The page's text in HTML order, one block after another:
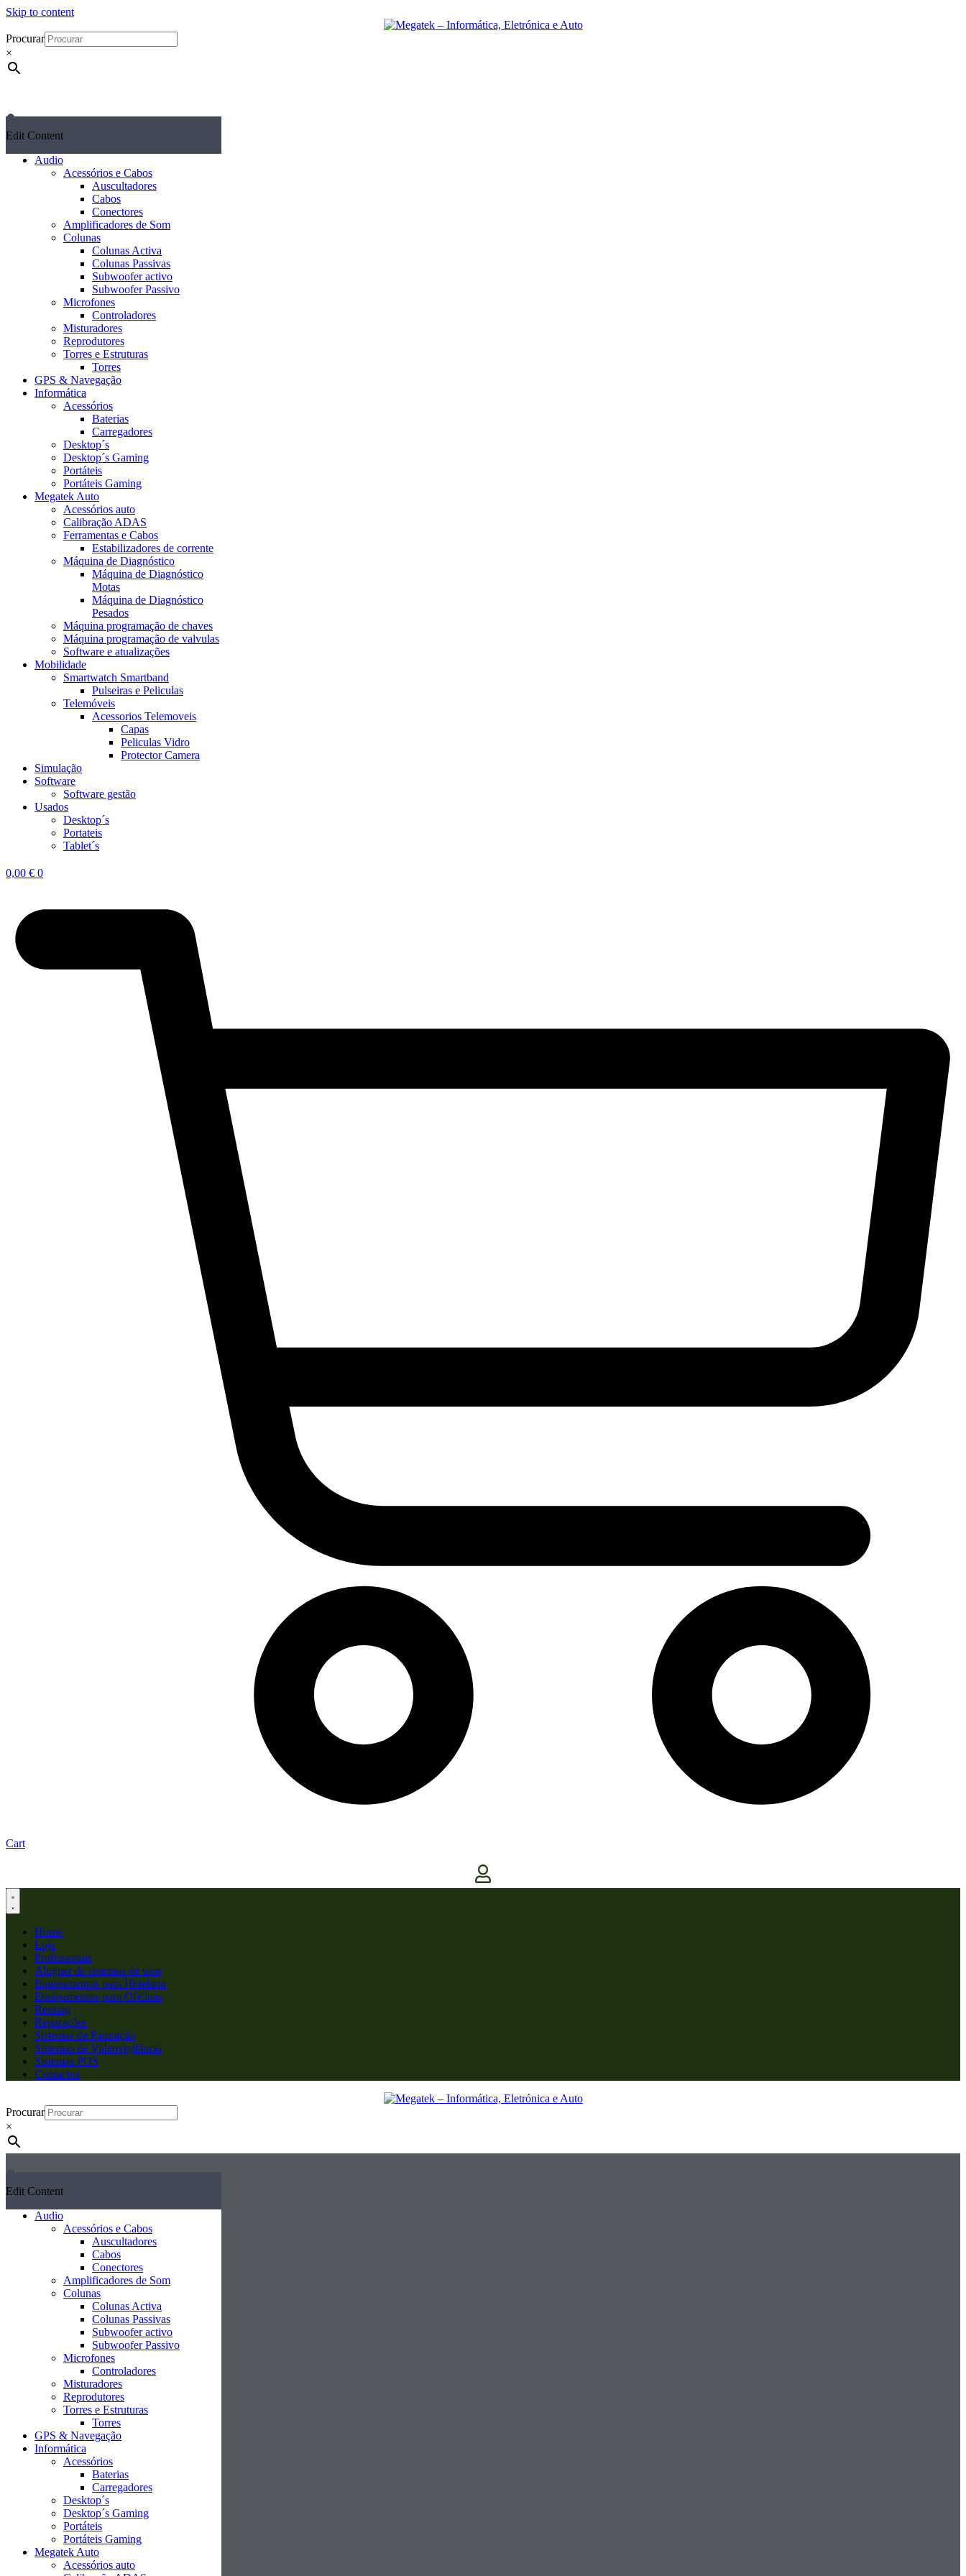
Skip to content
Procurar
×
Edit Content
Audio
Acessórios e Cabos
Auscultadores
Cabos
Conectores
Amplificadores de Som
Colunas
Colunas Activa
Colunas Passivas
Subwoofer activo
Subwoofer Passivo
Microfones
Controladores
Misturadores
Reprodutores
Torres e Estruturas
Torres
GPS & Navegação
Informática
Acessórios
Baterias
Carregadores
Desktop´s
Desktop´s Gaming
Portáteis
Portáteis Gaming
Megatek Auto
Acessórios auto
Calibração ADAS
Ferramentas e Cabos
Estabilizadores de corrente
Máquina de Diagnóstico
Máquina de Diagnóstico
Motas
Máquina de Diagnóstico
Pesados
Máquina programação de chaves
Máquina programação de valvulas
Software e atualizações
Mobilidade
Smartwatch Smartband
Pulseiras e Peliculas
Telemóveis
Acessorios Telemoveis
Capas
Peliculas Vidro
Protector Camera
Simulação
Software
Software gestão
Usados
Desktop´s
Portateis
Tablet´s
0,00 € 0
Cart
Home
Loja
Profissionais
Aluguer de sistemas de som
Equipamentos para Hotelaria
Equipamentos para Oficinas
Renting
Reparações
Sistemas de Faturação
Sistemas de Videovigilância
Sistemas POS
Contactos
Procurar
×
Edit Content
Audio
Acessórios e Cabos
Auscultadores
Cabos
Conectores
Amplificadores de Som
Colunas
Colunas Activa
Colunas Passivas
Subwoofer activo
Subwoofer Passivo
Microfones
Controladores
Misturadores
Reprodutores
Torres e Estruturas
Torres
GPS & Navegação
Informática
Acessórios
Baterias
Carregadores
Desktop´s
Desktop´s Gaming
Portáteis
Portáteis Gaming
Megatek Auto
Acessórios auto